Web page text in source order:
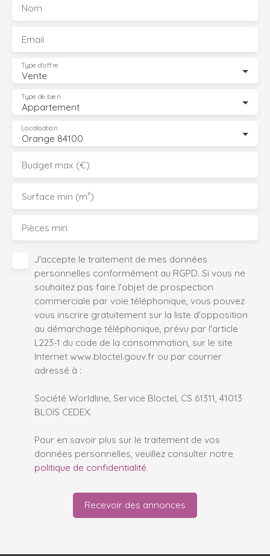
Nom
Email
Vente
Type d'offre
Appartement
Type de bien
Orange 84100
Localisation
Budget max (€)
Surface min (m²)
Pièces min
J'accepte le traitement de mes données
personnelles conformément au RGPD. Si vous ne
souhaitez pas faire l'objet de prospection
commerciale par voie téléphonique, vous pouvez
vous inscrire gratuitement sur la liste d'opposition
au démarchage téléphonique, prévu par l'article
L223-1 du code de la consommation, sur le site
Internet www.bloctel.gouv.fr ou par courrier
adressé à :
Société Worldline, Service Bloctel, CS 61311, 41013
BLOIS CEDEX.
Pour en savoir plus sur le traitement de vos
données personnelles, veuillez consulter notre
politique de confidentialité.
Recevoir des annonces